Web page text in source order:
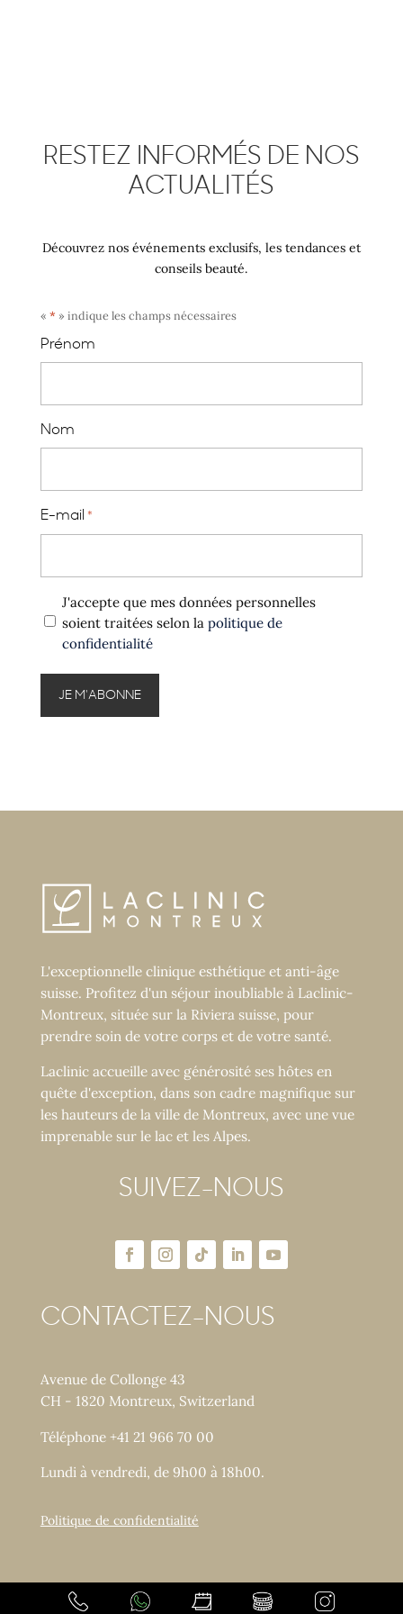
RESTEZ INFORMÉS DE NOS
ACTUALITÉS
Découvrez nos événements exclusifs, les tendances et
conseils beauté.
« * » indique les champs nécessaires
Prénom
Nom
E-mail *
Politique
confidentialité
J'accepte que mes données personnelles
soient traitées selon la politique de
confidentialité
L'exceptionnelle clinique esthétique et anti-âge
suisse. Profitez d'un séjour inoubliable à Laclinic-
Montreux, située sur la Riviera suisse, pour
prendre soin de votre corps et de votre santé.
Laclinic accueille avec générosité ses hôtes en
quête d'exception, dans son cadre magnifique sur
les hauteurs de la ville de Montreux, avec une vue
imprenable sur le lac et les Alpes.
SUIVEZ-NOUS
CONTACTEZ-NOUS
Avenue de Collonge 43
CH - 1820 Montreux, Switzerland
Téléphone +41 21 966 70 00
Lundi à vendredi, de 9h00 à 18h00.
Politique de confidentialité
Copyright © LACLINIC - Tous droits réservés.